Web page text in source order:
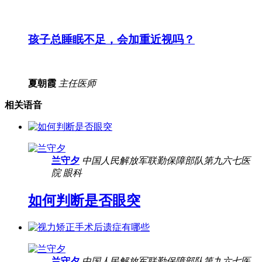
孩子总睡眠不足，会加重近视吗？
夏朝霞 主任医师
相关语音
兰守夕 中国人民解放军联勤保障部队第九六七医
院 眼科
如何判断是否眼突